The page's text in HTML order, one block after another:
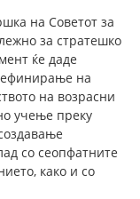
на Советот за
за стратешко
ќе даде
на
на возрасни
учење преку
со сеопфатните
како и со